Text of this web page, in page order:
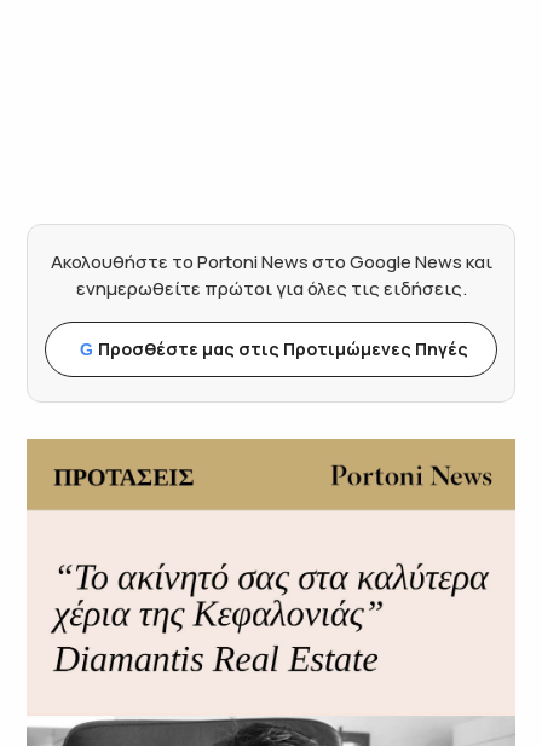
Ακολουθήστε το Portoni News στο Google News και
ενημερωθείτε πρώτοι για όλες τις ειδήσεις.
G Προσθέστε μας στις Προτιμώμενες Πηγές